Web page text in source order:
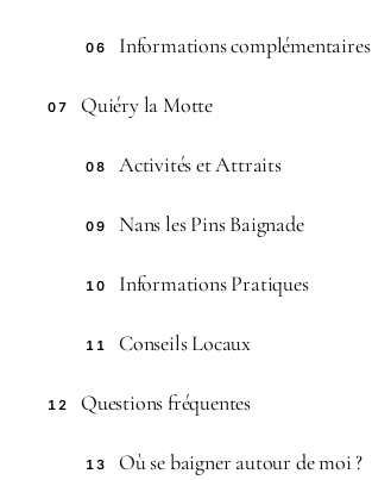
06 Informations complémentaires
07 Quiéry la Motte
08 Activités et Attraits
09 Nans les Pins Baignade
10 Informations Pratiques
11 Conseils Locaux
12 Questions fréquentes
13 Où se baigner autour de moi ?